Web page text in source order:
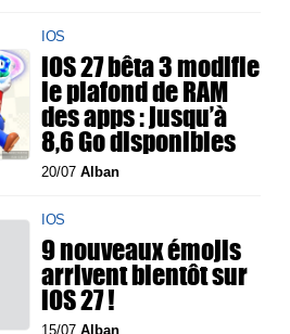
IOS
iOS 27 bêta 3 modifie
le plafond de RAM
des apps : jusqu’à
8,6 Go disponibles
20/07Alban
IOS
9 nouveaux émojis
arrivent bientôt sur
iOS 27 !
15/07Alban